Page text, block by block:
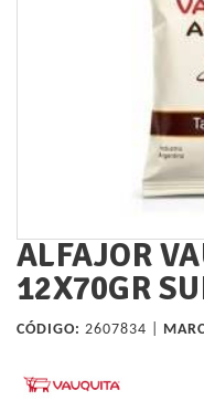
ALFAJOR
12X70GR
CÓDIGO: 2607834 |